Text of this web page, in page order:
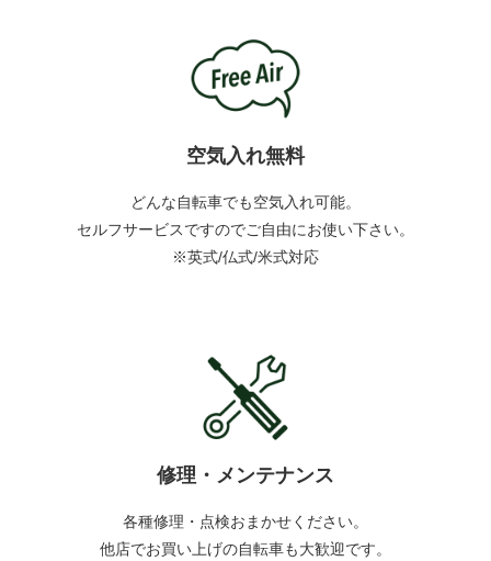
空気入れ無料
どんな自転車でも空気入れ可能。
セルフサービスですのでご自由にお使い下さい。
※英式/仏式/米式対応
修理・メンテナンス
各種修理・点検おまかせください。
他店でお買い上げの自転車も大歓迎です。